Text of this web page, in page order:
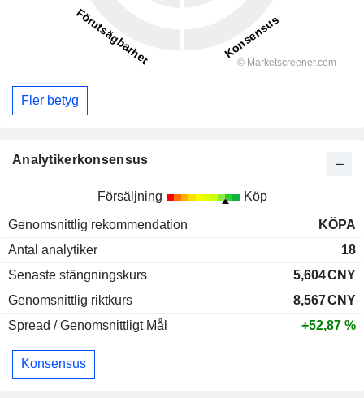
Fler betyg
Analytikerkonsensus
Försäljning Köp
Genomsnittlig rekommendation
KÖPA
Antal analytiker
18
Senaste stängningskurs
5,604CNY
Genomsnittlig riktkurs
8,567CNY
Spread / Genomsnittligt Mål
+52,87 %
Konsensus